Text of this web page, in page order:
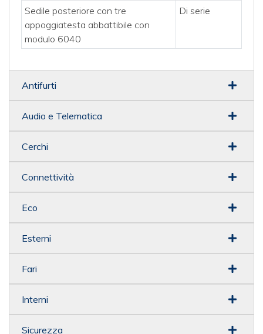
Sedile posteriore con tre
appoggiatesta abbattibile con
modulo 6040
Di serie
Antifurti
Audio e Telematica
Cerchi
Connettività
Eco
Esterni
Fari
Interni
Sicurezza